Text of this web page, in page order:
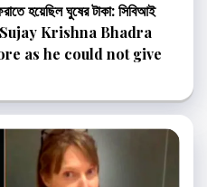
হয়েছিল ঘুষের টাকা: সিবিআই
Sujay Krishna Bhadra
as he could not give